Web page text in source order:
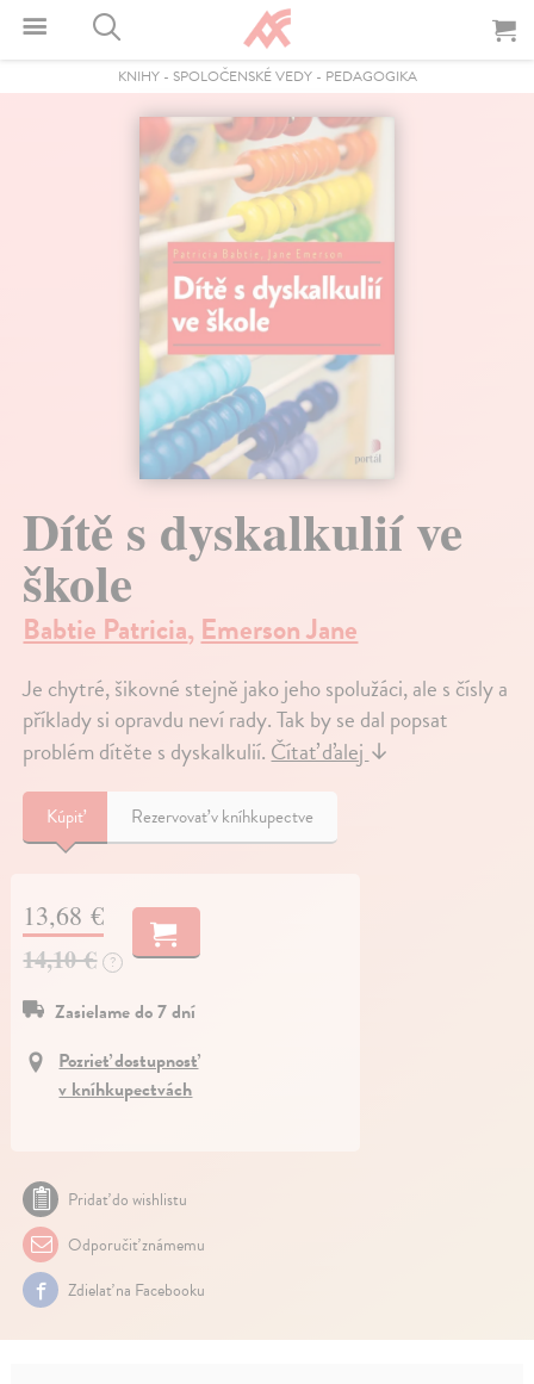
KNIHY- SPOLOČENSKÉ VEDY- PEDAGOGIKA
Dítě s dyskalkulií ve
škole
Babtie Patricia, Emerson Jane
Je chytré, šikovné stejně jako jeho spolužáci, ale s čísly a
příklady si opravdu neví rady. Tak by se dal popsat
problém dítěte s dyskalkulií. Čítať ďalej ↓
Kúpiť Rezervovať v kníhkupectve
13,68 €
14,10 € ?
Zasielame do 7 dní
Pozrieť dostupnosť
v kníhkupectvách
Pridať do wishlistu
Odporučiť známemu
Zdielať na Facebooku